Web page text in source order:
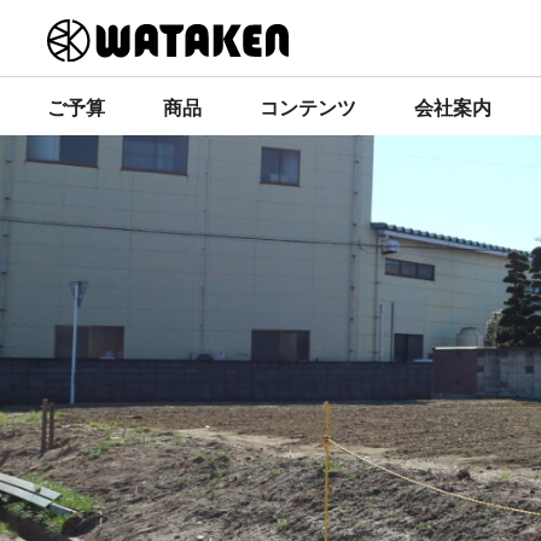
ご予算 商品 コンテンツ 会社案内